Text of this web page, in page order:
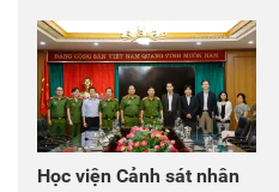
chào mừng Đại hội Đảng
Học viện Cảnh sát nhân